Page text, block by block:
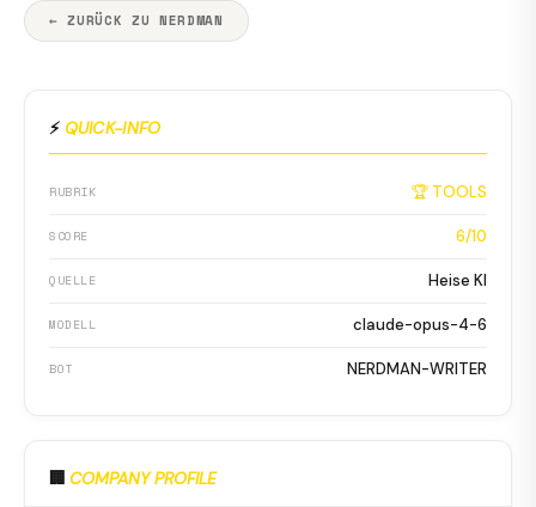
← ZURÜCK ZU NERDMAN
⚡ QUICK-INFO
RUBRIK 🏆 TOOLS
SCORE 6/10
QUELLE Heise KI
MODELL claude-opus-4-6
BOT NERDMAN-WRITER
🏢 COMPANY PROFILE